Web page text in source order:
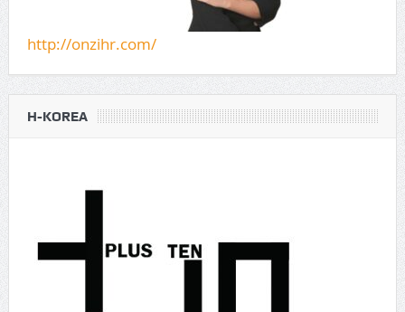
http://onzihr.com/
H-KOREA